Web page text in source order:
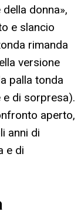
donna»,
e slancio
rimanda
versione
palla tonda
di sorpresa).
aperto,
anni di
e di